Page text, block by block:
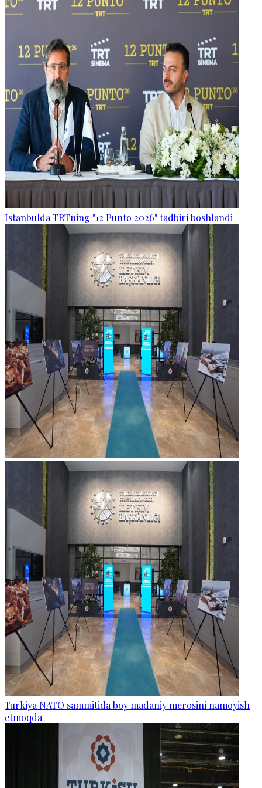
Istanbulda TRTning "12 Punto 2026" tadbiri boshlandi
Turkiya NATO sammitida boy madaniy merosini namoyish
etmoqda